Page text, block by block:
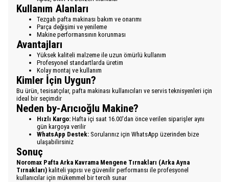
Kullanım Alanları
Tezgah pafta makinası bakım ve onarımı
Parça değişimi ve yenileme
Makine performansının korunması
Avantajları
Yüksek kaliteli malzeme ile uzun ömürlü kullanım
Profesyonel standartlarda üretim
Kolay montaj ve kullanım
Kimler İçin Uygun?
Bu ürün, tesisatçılar, pafta makinası kullanıcıları ve servis teknisyenleri için
ideal bir seçimdir
Neden by-Arıcıoğlu Makine?
Hızlı Kargo: Hafta içi saat 16.00'dan önce verilen siparişler aynı
gün kargoya verilir
WhatsApp Destek: Sorularınız için WhatsApp üzerinden bize
ulaşabilirsiniz
Sonuç
Noromax Pafta Arka Kavrama Mengene Tırnakları (Arka Ayna
Tırnakları) kaliteli yapısı ve güvenilir performansı ile profesyonel
kullanıcılar için mükemmel bir tercih sunar